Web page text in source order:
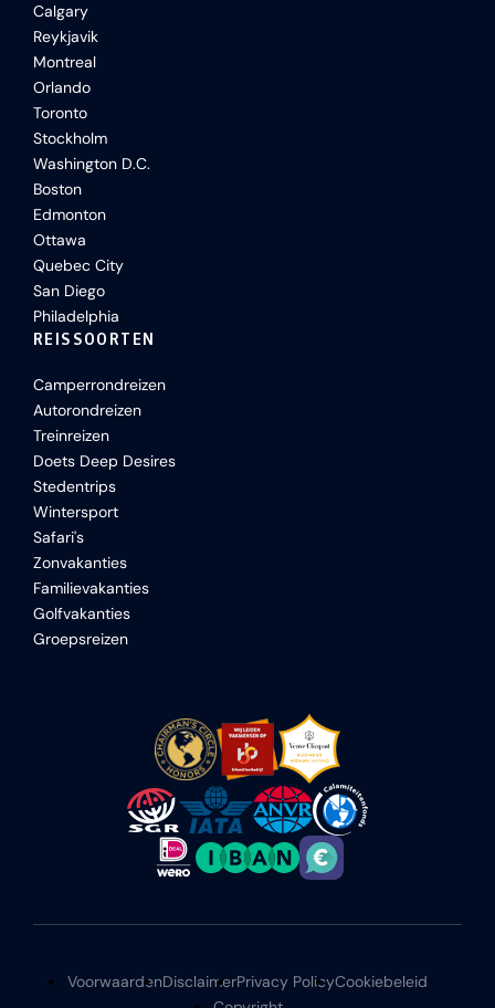
Calgary
Reykjavik
Montreal
Orlando
Toronto
Stockholm
Washington D.C.
Boston
Edmonton
Ottawa
Quebec City
San Diego
Philadelphia
REISSOORTEN
Camperrondreizen
Autorondreizen
Treinreizen
Doets Deep Desires
Stedentrips
Wintersport
Safari's
Zonvakanties
Familievakanties
Golfvakanties
Groepsreizen
VoorwaardenDisclaimerPrivacy PolicyCookiebeleid